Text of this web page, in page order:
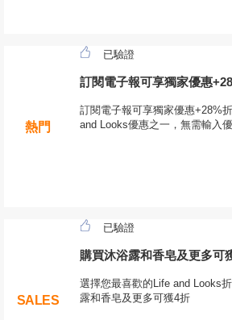
熱門
已驗證
訂閱電子報可享獨家優惠
訂閱電子報可享獨家優惠+28%
and Looks優惠之一，無需輸入
SALES
已驗證
購買沐浴露和香皂及更多可
選擇您最喜歡的Life and Looks
露和香皂及更多可獲4折